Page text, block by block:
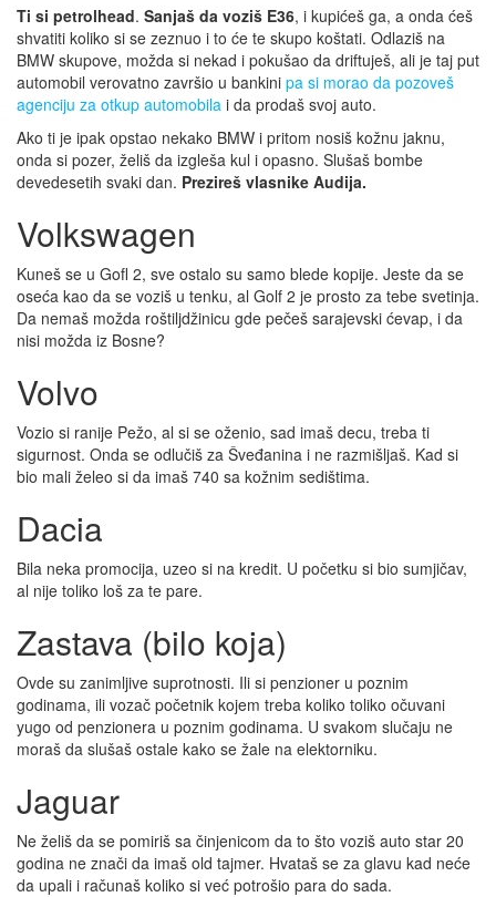
Ti si petrolhead. Sanjaš da voziš E36, i kupićeš ga, a onda ćeš
shvatiti koliko si se zeznuo i to će te skupo koštati. Odlaziš na
BMW skupove, možda si nekad i pokušao da driftuješ, ali je taj put
automobil verovatno završio u bankini pa si morao da pozoveš
agenciju za otkup automobila i da prodaš svoj auto.
Ako ti je ipak opstao nekako BMW i pritom nosiš kožnu jaknu,
onda si pozer, želiš da izgleša kul i opasno. Slušaš bombe
devedesetih svaki dan. Prezireš vlasnike Audija.
Volkswagen
Kuneš se u Gofl 2, sve ostalo su samo blede kopije. Jeste da se
oseća kao da se voziš u tenku, al Golf 2 je prosto za tebe svetinja.
Da nemaš možda roštiljdžinicu gde pečeš sarajevski ćevap, i da
nisi možda iz Bosne?
Volvo
Vozio si ranije Pežo, al si se oženio, sad imaš decu, treba ti
sigurnost. Onda se odlučiš za Šveđanina i ne razmišljaš. Kad si
bio mali želeo si da imaš 740 sa kožnim sedištima.
Dacia
Bila neka promocija, uzeo si na kredit. U početku si bio sumjičav,
al nije toliko loš za te pare.
Zastava (bilo koja)
Ovde su zanimljive suprotnosti. Ili si penzioner u poznim
godinama, ili vozač početnik kojem treba koliko toliko očuvani
yugo od penzionera u poznim godinama. U svakom slučaju ne
moraš da slušaš ostale kako se žale na elektorniku.
Jaguar
Ne želiš da se pomiriš sa činjenicom da to što voziš auto star 20
godina ne znači da imaš old tajmer. Hvataš se za glavu kad neće
da upali i računaš koliko si već potrošio para do sada.